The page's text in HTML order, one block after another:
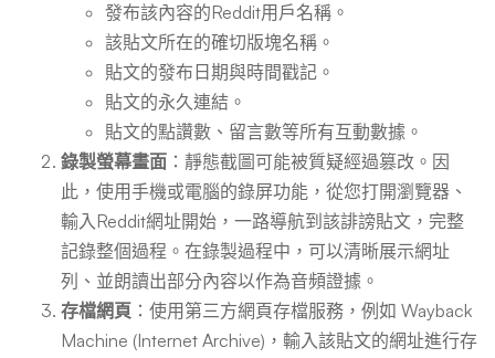
發布該內容的Reddit用戶名稱。
該貼文所在的確切版塊名稱。
貼文的發布日期與時間戳記。
貼文的永久連結。
貼文的點讚數、留言數等所有互動數據。
錄製螢幕畫面 ：靜態截圖可能被質疑經過篡改。因
此，使用手機或電腦的錄屏功能，從您打開瀏覽器、
輸入Reddit網址開始，一路導航到該誹謗貼文，完整
記錄整個過程。在錄製過程中，可以清晰展示網址
列、並朗讀出部分內容以作為音頻證據。
存檔網頁 ：使用第三方網頁存檔服務，例如 Wayback
Machine (Internet Archive)，輸入該貼文的網址進行存